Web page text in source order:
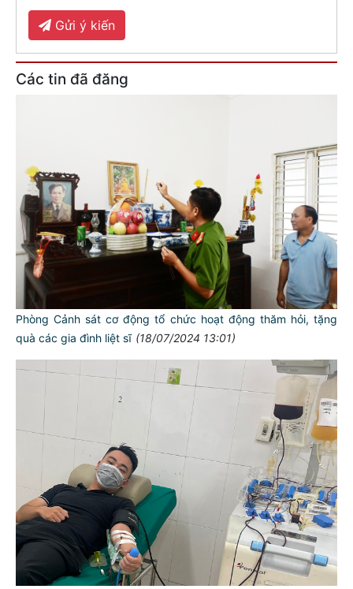
Gửi ý kiến
Các tin đã đăng
Phòng Cảnh sát cơ động tổ chức hoạt động thăm hỏi, tặng
quà các gia đình liệt sĩ (18/07/2024 13:01)